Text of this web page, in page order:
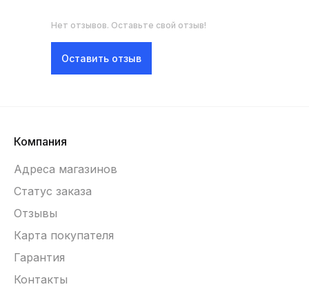
Нет отзывов. Оставьте свой отзыв!
Оставить отзыв
Компания
Адреса магазинов
Статус заказа
Отзывы
Карта покупателя
Гарантия
Контакты